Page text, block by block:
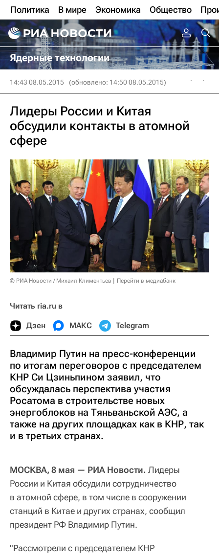
Политика В мире Экономика Общество
Ядерные технологии
14:43 08.05.2015 (обновлено: 14:50 08.05.2015)
Лидеры России и Китая
обсудили контакты в атомной
сфере
© РИА Новости / Михаил Климентьев Перейти в медиабанк
Читать ria.ru в
Дзен МАКС Telegram
Владимир Путин на пресс-конференции
по итогам переговоров с председателем
КНР Си Цзиньпином заявил, что
обсуждалась перспектива участия
Росатома в строительстве новых
энергоблоков на Тяньваньской АЭС, а
также на других площадках как в КНР, так
и в третьих странах.
МОСКВА, 8 мая — РИА Новости. Лидеры
России и Китая обсудили сотрудничество
в атомной сфере, в том числе в сооружении
станций в Китае и других странах, сообщил
президент РФ Владимир Путин.
"Рассмотрели с председателем КНР